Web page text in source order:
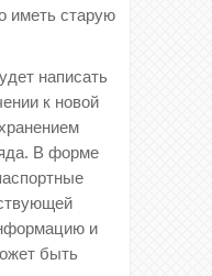
иметь старую
написать
к новой
В форме
и
быть